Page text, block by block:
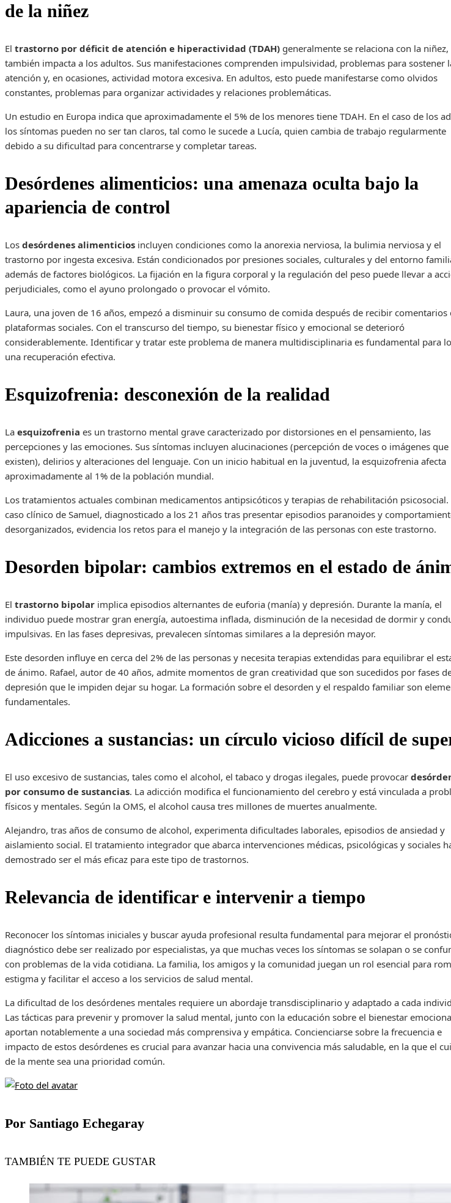
de la niñez
El trastorno por déficit de atención e hiperactividad (TDAH) generalmente se relaciona con la
también impacta a los adultos. Sus manifestaciones comprenden impulsividad, problemas para sostener
atención y, en ocasiones, actividad motora excesiva. En adultos, esto puede manifestarse como olvidos
constantes, problemas para organizar actividades y relaciones problemáticas.
Un estudio en Europa indica que aproximadamente el 5% de los menores tiene TDAH. En el caso de los
los síntomas pueden no ser tan claros, tal como le sucede a Lucía, quien cambia de trabajo regularmente
debido a su dificultad para concentrarse y completar tareas.
Desórdenes alimenticios: una amenaza oculta bajo la
apariencia de control
Los desórdenes alimenticios incluyen condiciones como la anorexia nerviosa, la bulimia nerviosa y el
trastorno por ingesta excesiva. Están condicionados por presiones sociales, culturales y del entorno
además de factores biológicos. La fijación en la figura corporal y la regulación del peso puede llevar a
perjudiciales, como el ayuno prolongado o provocar el vómito.
Laura, una joven de 16 años, empezó a disminuir su consumo de comida después de recibir comentarios
plataformas sociales. Con el transcurso del tiempo, su bienestar físico y emocional se deterioró
considerablemente. Identificar y tratar este problema de manera multidisciplinaria es fundamental para
una recuperación efectiva.
Esquizofrenia: desconexión de la realidad
La esquizofrenia es un trastorno mental grave caracterizado por distorsiones en el pensamiento, las
percepciones y las emociones. Sus síntomas incluyen alucinaciones (percepción de voces o imágenes
existen), delirios y alteraciones del lenguaje. Con un inicio habitual en la juventud, la esquizofrenia afecta
aproximadamente al 1% de la población mundial.
Los tratamientos actuales combinan medicamentos antipsicóticos y terapias de rehabilitación psicosocial.
caso clínico de Samuel, diagnosticado a los 21 años tras presentar episodios paranoides y
desorganizados, evidencia los retos para el manejo y la integración de las personas con este trastorno.
Desorden bipolar: cambios extremos en el estado de
El trastorno bipolar implica episodios alternantes de euforia (manía) y depresión. Durante la manía, el
individuo puede mostrar gran energía, autoestima inflada, disminución de la necesidad de dormir y
impulsivas. En las fases depresivas, prevalecen síntomas similares a la depresión mayor.
Este desorden influye en cerca del 2% de las personas y necesita terapias extendidas para equilibrar el
de ánimo. Rafael, autor de 40 años, admite momentos de gran creatividad que son sucedidos por fases
depresión que le impiden dejar su hogar. La formación sobre el desorden y el respaldo familiar son
fundamentales.
Adicciones a sustancias: un círculo vicioso difícil de
El uso excesivo de sustancias, tales como el alcohol, el tabaco y drogas ilegales, puede provocar
por consumo de sustancias. La adicción modifica el funcionamiento del cerebro y está vinculada a
físicos y mentales. Según la OMS, el alcohol causa tres millones de muertes anualmente.
Alejandro, tras años de consumo de alcohol, experimenta dificultades laborales, episodios de ansiedad y
aislamiento social. El tratamiento integrador que abarca intervenciones médicas, psicológicas y sociales
demostrado ser el más eficaz para este tipo de trastornos.
Relevancia de identificar e intervenir a tiempo
Reconocer los síntomas iniciales y buscar ayuda profesional resulta fundamental para mejorar el
diagnóstico debe ser realizado por especialistas, ya que muchas veces los síntomas se solapan o se
con problemas de la vida cotidiana. La familia, los amigos y la comunidad juegan un rol esencial para
estigma y facilitar el acceso a los servicios de salud mental.
La dificultad de los desórdenes mentales requiere un abordaje transdisciplinario y adaptado a cada
Las tácticas para prevenir y promover la salud mental, junto con la educación sobre el bienestar
aportan notablemente a una sociedad más comprensiva y empática. Concienciarse sobre la frecuencia e
impacto de estos desórdenes es crucial para avanzar hacia una convivencia más saludable, en la que el
de la mente sea una prioridad común.
Por Santiago Echegaray
TAMBIÉN TE PUEDE GUSTAR